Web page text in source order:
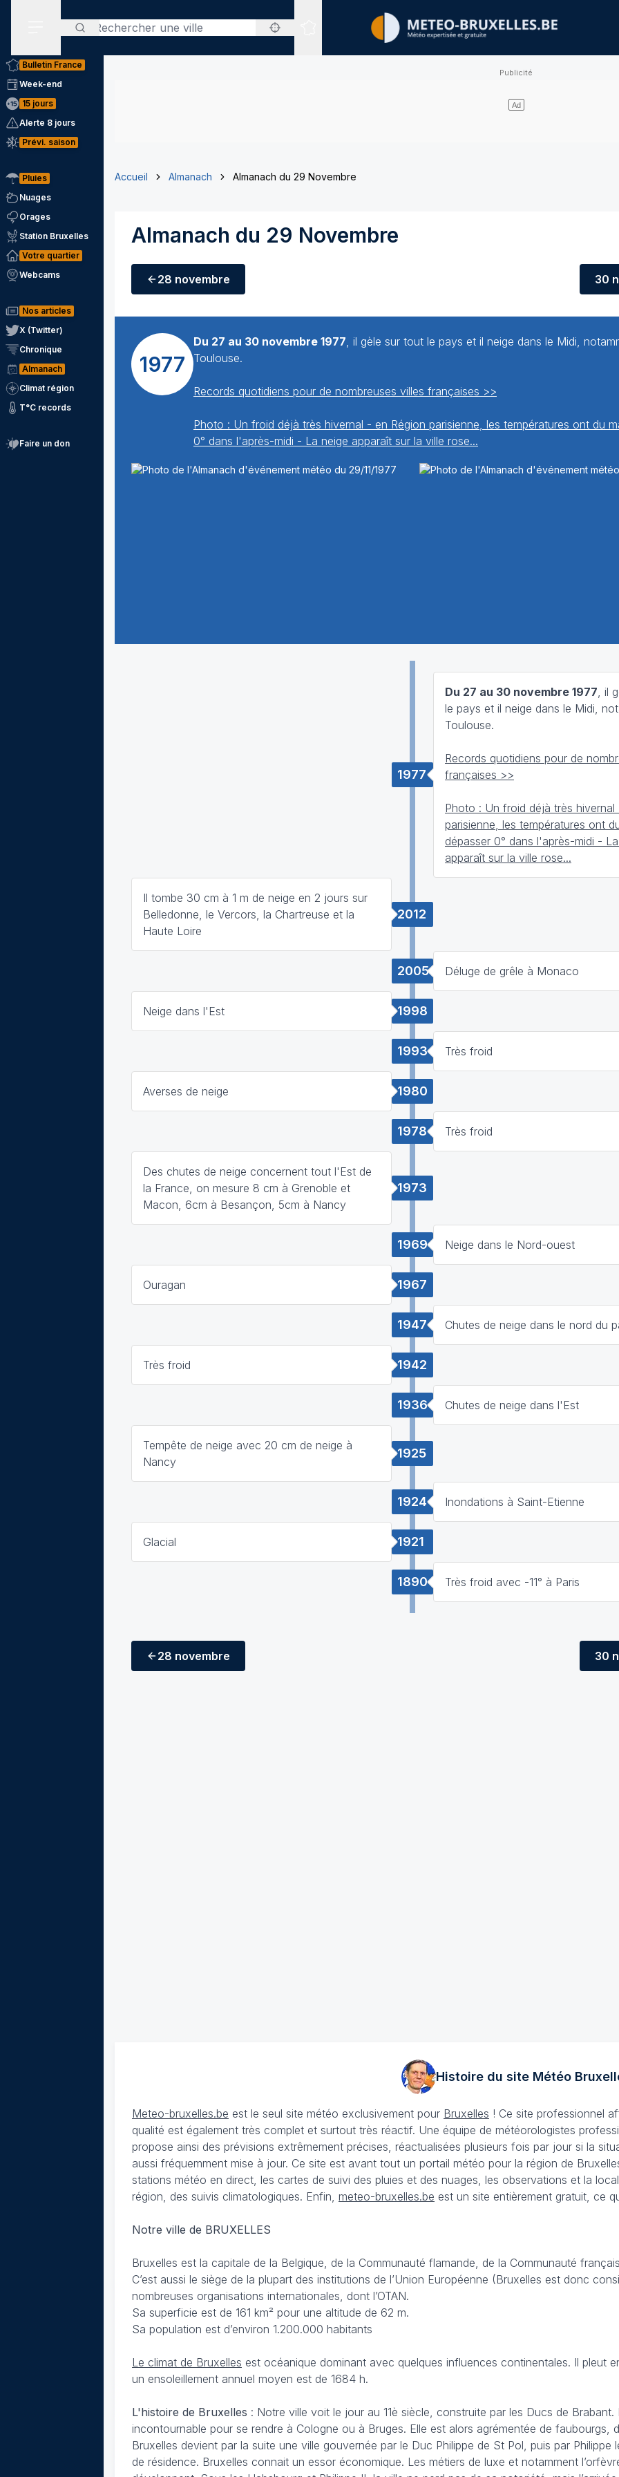
Rechercher
Sites expertisés
Bulletin France
Week-end
15 jours
Alerte 8 jours
Prévi. saison
Pluies
Nuages
Orages
Station Bruxelles
Votre quartier
Webcams
Nos articles
X (Twitter)
Chronique
Almanach
Climat région
T°C records
Faire un don
Accueil Almanach Almanach du 29 Novembre
Almanach du 29 Novembre
28 novembre 30
1977
Du 27 au 30 novembre 1977, il gèle sur tout le pays et il neige dans le Midi,
Toulouse.
Records quotidiens pour de nombreuses villes françaises >>
Photo : Un froid déjà très hivernal - en Région parisienne, les températures ont du
0° dans l'après-midi - La neige apparaît sur la ville rose...
1977
Du 27 au 30 novembre 1977, il
le pays et il neige dans le Midi,
Toulouse.
Records quotidiens pour de
françaises >>
Photo : Un froid déjà très hivernal
parisienne, les températures ont
dépasser 0° dans l'après-midi -
apparaît sur la ville rose...
2012
Il tombe 30 cm à 1 m de neige en 2 jours sur
Belledonne, le Vercors, la Chartreuse et la
Haute Loire
2005 Déluge de grêle à Monaco
1998
Neige dans l'Est
1993 Très froid
1980
Averses de neige
1978 Très froid
1973
Des chutes de neige concernent tout l'Est de
la France, on mesure 8 cm à Grenoble et
Macon, 6cm à Besançon, 5cm à Nancy
1969 Neige dans le Nord-ouest
1967
Ouragan
1947 Chutes de neige dans le nord du
1942
Très froid
1936 Chutes de neige dans l'Est
1925
Tempête de neige avec 20 cm de neige à
Nancy
1924 Inondations à Saint-Etienne
1921
Glacial
1890 Très froid avec -11° à Paris
28 novembre 30
Histoire du site Météo
Meteo-bruxelles.be est le seul site météo exclusivement pour Bruxelles ! Ce site professionnel
qualité est également très complet et surtout très réactif. Une équipe de météorologistes
propose ainsi des prévisions extrêmement précises, réactualisées plusieurs fois par jour si la
aussi fréquemment mise à jour. Ce site est avant tout un portail météo pour la région de
stations météo en direct, les cartes de suivi des pluies et des nuages, les observations et la
région, des suivis climatologiques. Enfin, meteo-bruxelles.be est un site entièrement gratuit, ce
Notre ville de BRUXELLES
Bruxelles est la capitale de la Belgique, de la Communauté flamande, de la Communauté
C’est aussi le siège de la plupart des institutions de l’Union Européenne (Bruxelles est donc
nombreuses organisations internationales, dont l’OTAN.
Sa superficie est de 161 km² pour une altitude de 62 m.
Sa population est d’environ 1.200.000 habitants
Le climat de Bruxelles est océanique dominant avec quelques influences continentales. Il pleut
un ensoleillement annuel moyen est de 1684 h.
L'histoire de Bruxelles : Notre ville voit le jour au 11è siècle, construite par les Ducs de
incontournable pour se rendre à Cologne ou à Bruges. Elle est alors agrémentée de faubourgs,
Bruxelles devient par la suite une ville gouvernée par le Duc Philippe de St Pol, puis par
de résidence. Bruxelles connait un essor économique. Les métiers de luxe et notamment